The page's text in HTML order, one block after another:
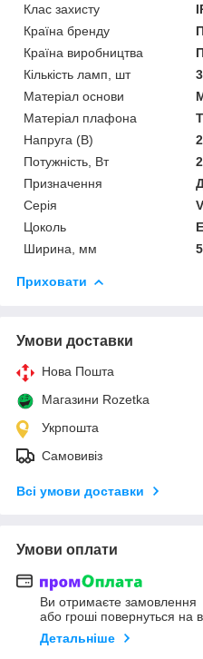
Клас захисту
Країна бренду
Країна виробництва
Кількість ламп, шт
3
Матеріал основи
Матеріал плафона
Напруга (В)
Потужність, Вт
Призначення
Серія
Цоколь
Ширина, мм
Приховати
Умови доставки
Нова Пошта
Магазини Rozetka
Укрпошта
Самовивіз
Всі умови доставки
Умови оплати
Ви отримаєте замовлення
або гроші повернуться на
Детальніше